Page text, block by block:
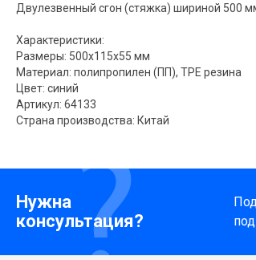
Двулезвенный сгон (стяжка) шириной 500
Характеристики:
Размеры: 500x115x55 мм
Материал: полипропилен (ПП), TPE резина
Цвет: синий
Артикул: 64133
Страна производства: Китай
Нужна
консультация?